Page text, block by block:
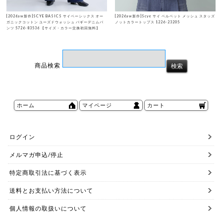
[2026aw新作]SCYE BASICS サイベーシックス オー
ガニックコットン ユーズドウォッシュ バギーデニムパ
ンツ 5726-83536 【サイズ・カラー交換初回無料】
[2026aw新作]Scye サイ ベルベット メッシュ スタッズ
ノットカラートップス 1226-23205
商品検索
ホーム マイページ カート
ログイン
メルマガ申込/停止
特定商取引法に基づく表示
送料とお支払い方法について
個人情報の取扱いについて